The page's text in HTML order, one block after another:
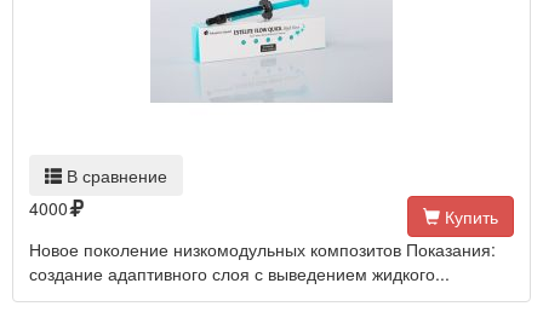
В сравнение
4000
Купить
Новое поколение низкомодульных композитов Показания:
создание адаптивного слоя с выведением жидкого...